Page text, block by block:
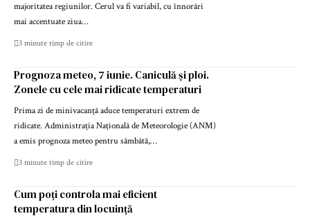
majoritatea regiunilor. Cerul va fi variabil, cu înnorări
mai accentuate ziua…
3 minute timp de citire
Prognoza meteo, 7 iunie. Caniculă și ploi.
Zonele cu cele mai ridicate temperaturi
Prima zi de minivacanță aduce temperaturi extrem de
ridicate. Administrația Națională de Meteorologie (ANM)
a emis prognoza meteo pentru sâmbătă,…
3 minute timp de citire
Cum poți controla mai eficient
temperatura din locuință